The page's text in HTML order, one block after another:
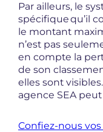
Par ailleurs, le
spécifique qu’il
le montant
n’est pas
en compte la
de son
elles sont
agence SEA
Confiez-nous